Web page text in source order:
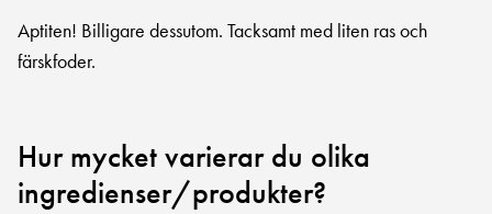
Aptiten! Billigare dessutom. Tacksamt med liten ras och
färskfoder.
Hur mycket varierar du olika
ingredienser/produkter?